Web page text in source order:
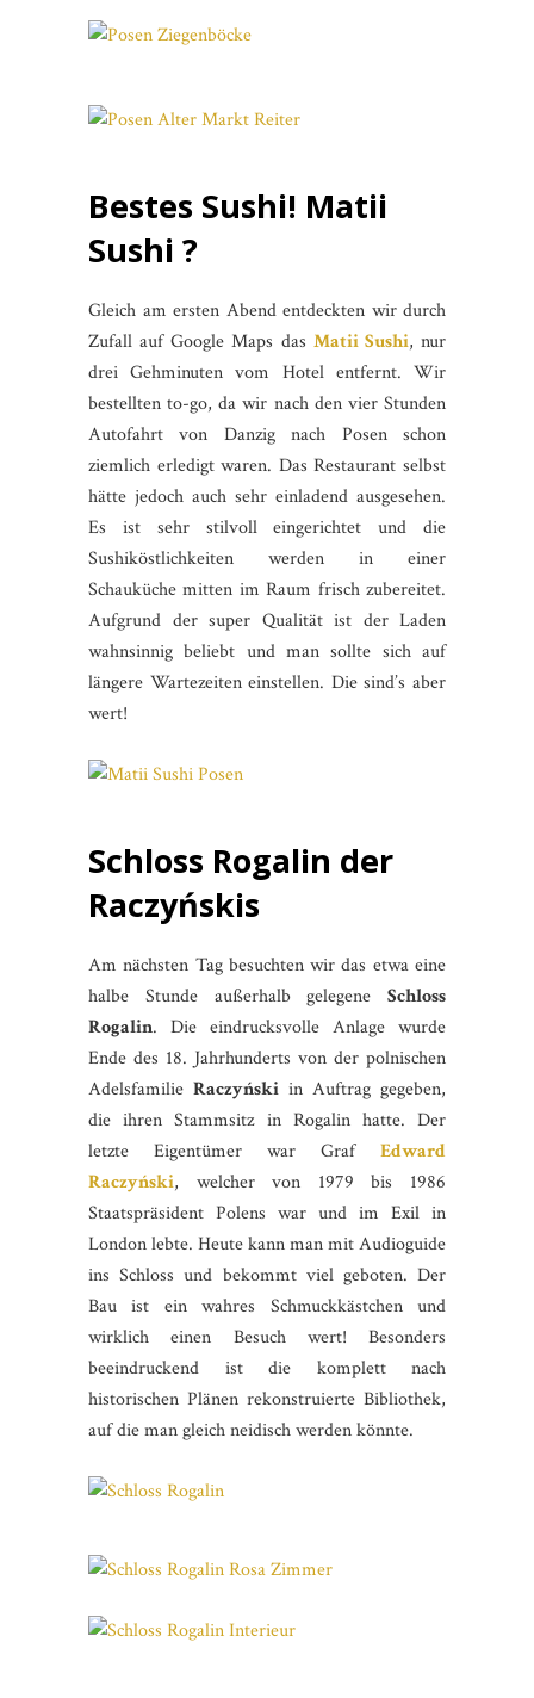
Bestes Sushi! Matii
Sushi ?
Gleich am ersten Abend entdeckten wir durch
Zufall auf Google Maps das Matii Sushi, nur
drei Gehminuten vom Hotel entfernt. Wir
bestellten to-go, da wir nach den vier Stunden
Autofahrt von Danzig nach Posen schon
ziemlich erledigt waren. Das Restaurant selbst
hätte jedoch auch sehr einladend ausgesehen.
Es ist sehr stilvoll eingerichtet und die
Sushiköstlichkeiten werden in einer
Schauküche mitten im Raum frisch zubereitet.
Aufgrund der super Qualität ist der Laden
wahnsinnig beliebt und man sollte sich auf
längere Wartezeiten einstellen. Die sind’s aber
wert!
Schloss Rogalin der
Raczyńskis
Am nächsten Tag besuchten wir das etwa eine
halbe Stunde außerhalb gelegene Schloss
Rogalin. Die eindrucksvolle Anlage wurde
Ende des 18. Jahrhunderts von der polnischen
Adelsfamilie Raczyński in Auftrag gegeben,
die ihren Stammsitz in Rogalin hatte. Der
letzte Eigentümer war Graf Edward
Raczyński, welcher von 1979 bis 1986
Staatspräsident Polens war und im Exil in
London lebte. Heute kann man mit Audioguide
ins Schloss und bekommt viel geboten. Der
Bau ist ein wahres Schmuckkästchen und
wirklich einen Besuch wert! Besonders
beeindruckend ist die komplett nach
historischen Plänen rekonstruierte Bibliothek,
auf die man gleich neidisch werden könnte.